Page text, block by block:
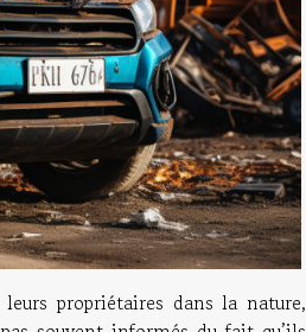
propriétaires dans la nature,